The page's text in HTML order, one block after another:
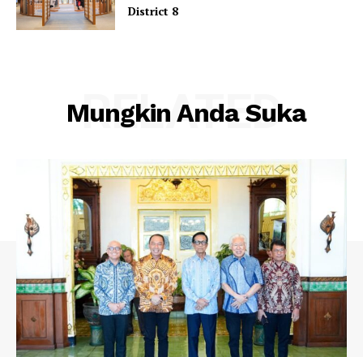
District 8
Mungkin Anda Suka
RELATED